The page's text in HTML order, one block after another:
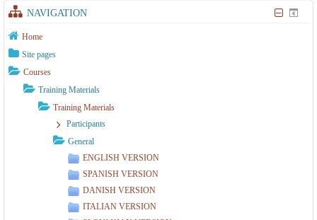
NAVIGATION
Home
Site pages
Courses
Training Materials
Training Materials
Participants
General
ENGLISH VERSION
SPANISH VERSION
DANISH VERSION
ITALIAN VERSION